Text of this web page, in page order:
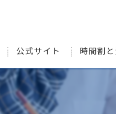
公式サイト 時間割と